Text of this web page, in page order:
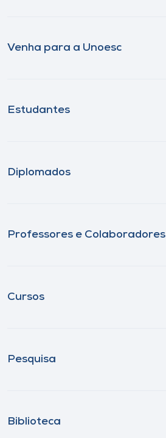
Venha para a Unoesc
Estudantes
Diplomados
Professores e Colaboradores
Cursos
Pesquisa
Biblioteca